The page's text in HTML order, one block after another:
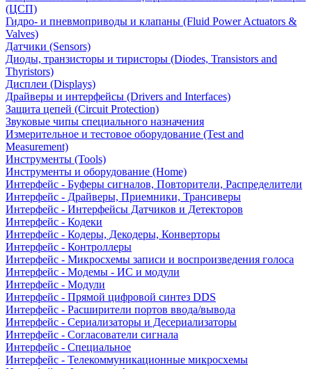
(ЦСП)
Гидро- и пневмоприводы и клапаны (Fluid Power Actuators &
Valves)
Датчики (Sensors)
Диоды, транзисторы и тиристоры (Diodes, Transistors and
Thyristors)
Дисплеи (Displays)
Драйверы и интерфейсы (Drivers and Interfaces)
Защита цепей (Circuit Protection)
Звуковые чипы специального назначения
Измерительное и тестовое оборудование (Test and
Measurement)
Инструменты (Tools)
Инструменты и оборудование (Home)
Интерфейс - Буферы сигналов, Повторители, Распределители
Интерфейс - Драйверы, Приемники, Трансиверы
Интерфейс - Интерфейсы Датчиков и Детекторов
Интерфейс - Кодеки
Интерфейс - Кодеры, Декодеры, Конверторы
Интерфейс - Контроллеры
Интерфейс - Микросхемы записи и воспроизведения голоса
Интерфейс - Модемы - ИС и модули
Интерфейс - Модули
Интерфейс - Прямой цифровой синтез DDS
Интерфейс - Расширители портов ввода/вывода
Интерфейс - Сериализаторы и Десериализаторы
Интерфейс - Согласователи сигнала
Интерфейс - Специальное
Интерфейс - Телекоммуникационные микросхемы